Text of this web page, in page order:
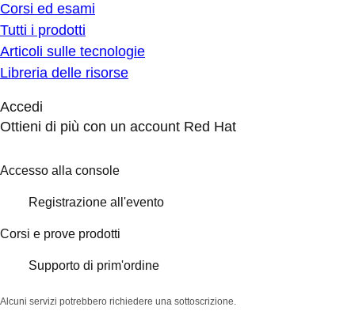
Corsi ed esami
Tutti i prodotti
Articoli sulle tecnologie
Libreria delle risorse
Accedi
Ottieni di più con un account Red Hat
Accesso alla console
Registrazione all'evento
Corsi e prove prodotti
Supporto di prim'ordine
Alcuni servizi potrebbero richiedere una sottoscrizione.